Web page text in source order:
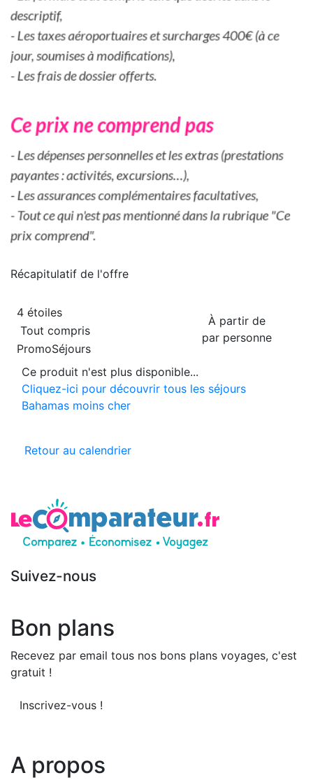
Récapitulatif de l'offre
À partir de
par personne
4 étoiles
Tout compris
PromoSéjours
Ce produit n'est plus disponible...
Cliquez-ici pour découvrir tous les séjours
Bahamas moins cher
Retour au calendrier
Suivez-nous
Bon plans
Recevez par email tous nos bons plans voyages, c'est
gratuit !
Inscrivez-vous !
A propos